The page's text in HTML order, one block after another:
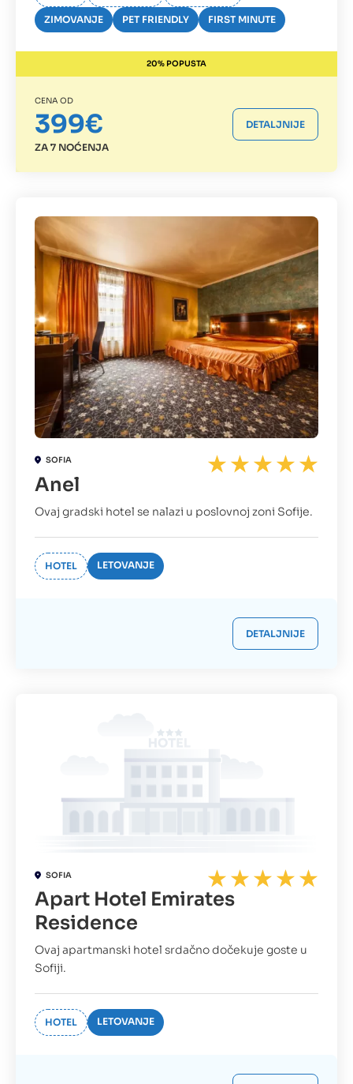
ZIMOVANJE PET FRIENDLY FIRST MINUTE
20% POPUSTA
CENA OD
399€
ZA 7 NOĆENJA
DETALJNIJE
SOFIA
Anel
Ovaj gradski hotel se nalazi u poslovnoj zoni Sofije.
HOTEL LETOVANJE
DETALJNIJE
SOFIA
Apart Hotel Emirates
Residence
Ovaj apartmanski hotel srdačno dočekuje goste u
Sofiji.
HOTEL LETOVANJE